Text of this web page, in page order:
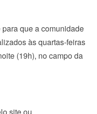
que a comunidade
às quartas-feiras
(19h), no campo da
site ou